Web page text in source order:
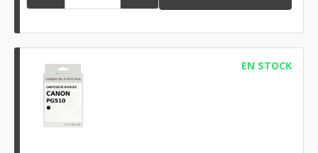
EN STOCK